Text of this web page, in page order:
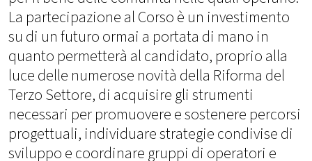
La partecipazione al Corso è un investimento
su di un futuro ormai a portata di mano in
quanto permetterà al candidato, proprio alla
luce delle numerose novità della Riforma del
Terzo Settore, di acquisire gli strumenti
necessari per promuovere e sostenere percorsi
progettuali, individuare strategie condivise di
sviluppo e coordinare gruppi di operatori e